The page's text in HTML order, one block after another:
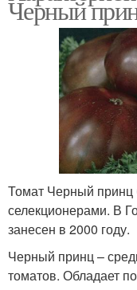
Черный
Томат Черный принц
селекционерами. В
занесен в 2000 году.
Черный принц –
томатов. Обладает